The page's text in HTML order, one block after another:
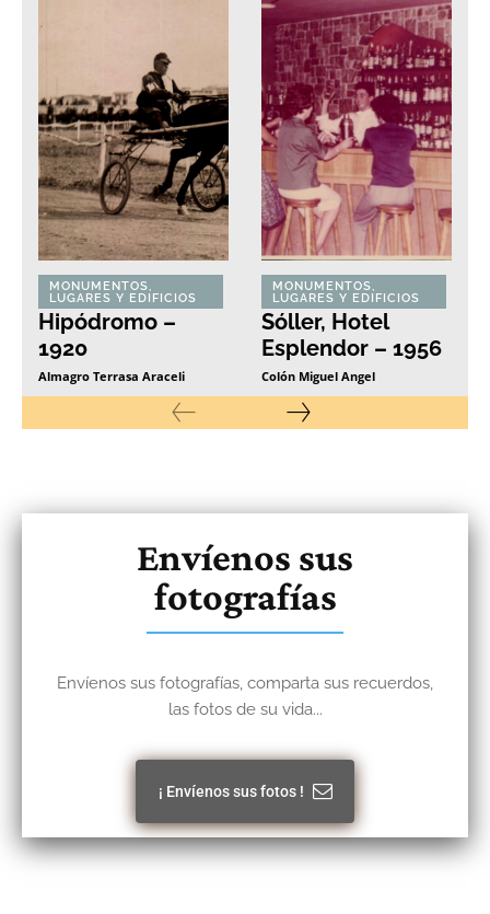
MONUMENTOS,
LUGARES Y EDIFICIOS
Hipódromo –
1920
Almagro Terrasa Araceli
MONUMENTOS,
LUGARES Y EDIFICIOS
Sóller, Hotel
Esplendor – 1956
Colón Miguel Angel
Envíenos sus
fotografías
Envíenos sus fotografías, comparta sus recuerdos,
las fotos de su vida...
¡ Envíenos sus fotos !